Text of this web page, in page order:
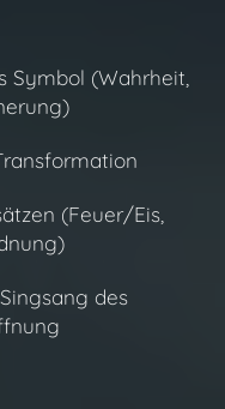
Symbol (Wahrheit,
(Feuer/Eis,
des